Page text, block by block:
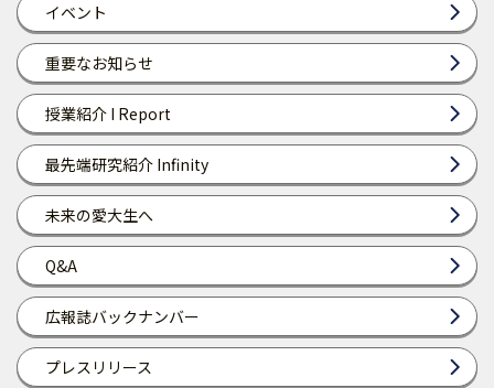
イベント
重要なお知らせ
授業紹介 I Report
最先端研究紹介 Infinity
未来の愛大生へ
Q&A
広報誌バックナンバー
プレスリリース